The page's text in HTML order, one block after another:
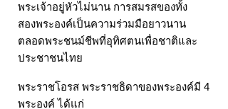
พระเจ้าอยู่หัวไม่นาน การสมรสของทั้ง
สองพระองค์เป็นความร่วมมือยาวนาน
ตลอดพระชนม์ชีพที่อุทิศตนเพื่อชาติและ
ประชาชนไทย
พระราชโอรส พระราชธิดาของพระองค์มี 4
พระองค์ ได้แก่